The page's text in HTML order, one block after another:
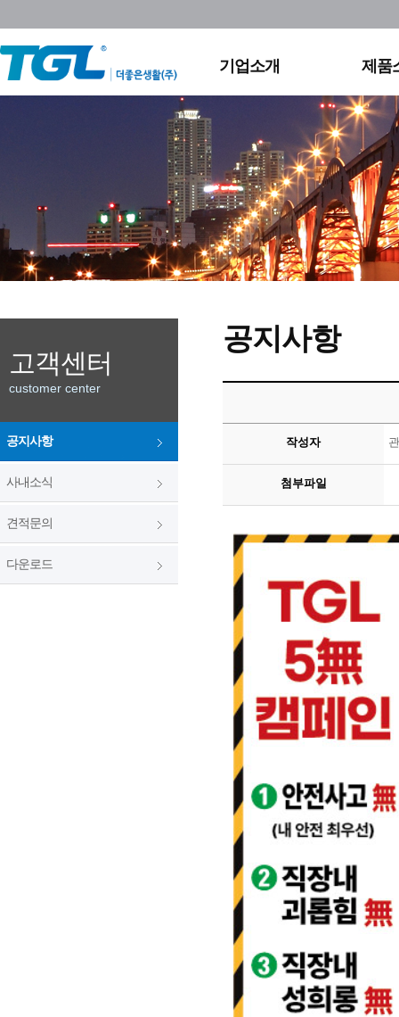
기업소개 제품
조직도
채용정보
영상
홈조
고객센터
customer center
공지사항
사내소식
견적문의
다운로드
공지사항
작성자
첨부파일